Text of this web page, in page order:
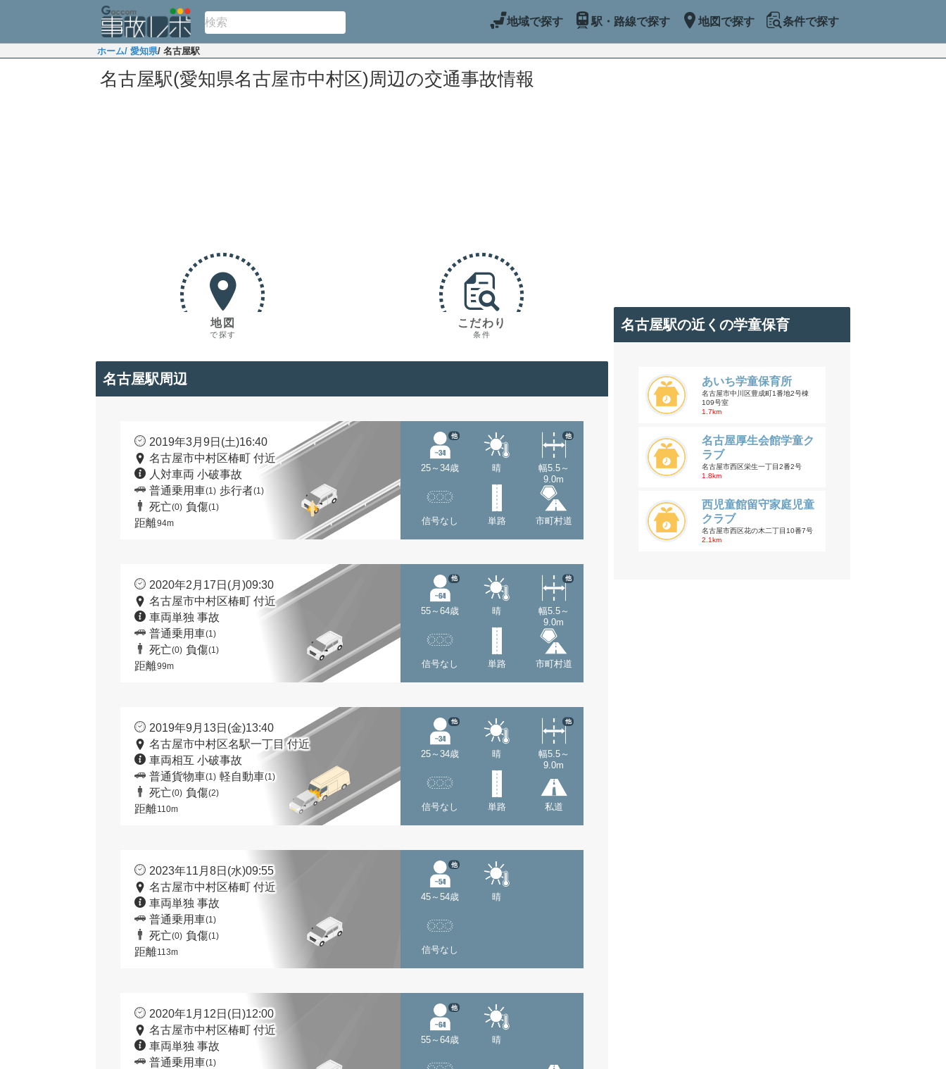
地域で探す 駅・路線で探す 地図で探す 条件で探す
ホーム/ 愛知県/ 名古屋駅
名古屋駅(愛知県名古屋市中村区)周辺の交通事故情報
地図
で探す
こだわり
条件
名古屋駅周辺
2019年3月9日(土)16:40
名古屋市中村区椿町 付近
人対車両 小破事故
普通乗用車(1) 歩行者(1)
死亡(0) 負傷(1)
距離94m
25～34歳
他
晴
幅5.5～
9.0m
他
信号なし 単路 市町村道
2020年2月17日(月)09:30
名古屋市中村区椿町 付近
車両単独 事故
普通乗用車(1)
死亡(0) 負傷(1)
距離99m
55～64歳
他
晴
幅5.5～
9.0m
他
信号なし 単路 市町村道
2019年9月13日(金)13:40
名古屋市中村区名駅一丁目 付近
車両相互 小破事故
普通貨物車(1) 軽自動車(1)
死亡(0) 負傷(2)
距離110m
25～34歳
他
晴
幅5.5～
9.0m
他
信号なし 単路 私道
2023年11月8日(水)09:55
名古屋市中村区椿町 付近
車両単独 事故
普通乗用車(1)
死亡(0) 負傷(1)
距離113m
45～54歳
他
晴
信号なし
2020年1月12日(日)12:00
名古屋市中村区椿町 付近
車両単独 事故
普通乗用車(1)
55～64歳
他
晴
名古屋駅の近くの学童保育
あいち学童保育所
名古屋市中川区豊成町1番地2号棟
109号室
1.7km
名古屋厚生会館学童ク
ラブ
名古屋市西区栄生一丁目2番2号
1.8km
西児童館留守家庭児童
クラブ
名古屋市西区花の木二丁目10番7号
2.1km